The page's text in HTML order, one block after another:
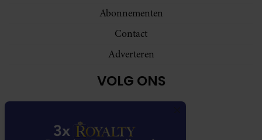
Abonnementen
Contact
Adverteren
VOLG ONS